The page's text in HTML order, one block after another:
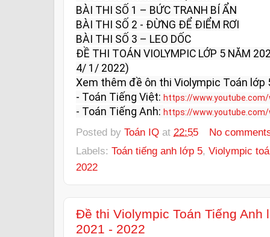
BÀI THI SỐ 1 – BỨC TRANH BÍ ẨN
BÀI THI SỐ 2 - ĐỪNG ĐỂ ĐIỂM RƠI
BÀI THI SỐ 3 – LEO DỐC
ĐỀ THI TOÁN VIOLYMPIC LỚP 5 NĂM
4/ 1/ 2022)
Xem thêm đề ôn thi Violympic Toán lớp
- Toán Tiếng Việt: https://www.youtube.com/
- Toán Tiếng Anh: https://www.youtube.com/
Posted by Toán IQ at 22:55
No
Labels: Toán tiếng anh lớp 5, Violympic
2022
Đề thi Violympic Toán Tiếng Anh
2021 - 2022